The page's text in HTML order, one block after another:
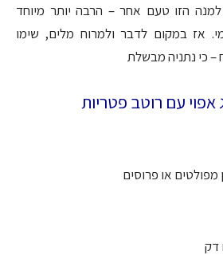
הזו טעם אחר – הרבה יותר מיוחד
אז במקום לדבר ולמרוח מלים, שימו
– כי נתניה מבשלת
אפוי עם רוטב פטריות